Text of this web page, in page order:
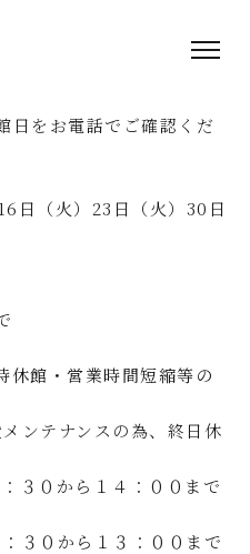
と休業日となります。
更新するよう心がけて
日をお電話でご確認くだ
日（火）23日（火）30日
で
休館・営業時間短縮等の
テナンスの為、終日休
から１４：００まで
から１３：００まで